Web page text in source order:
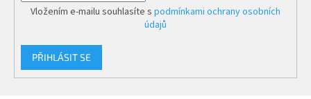
objednávce více kusů zašleme různé varianty.
Vložením e-mailu souhlasíte s podmínkami ochrany osobních
údajů
PŘIHLÁSIT SE